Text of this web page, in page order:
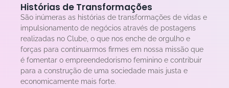
Histórias de Transformações
São inúmeras as histórias de transformações de vidas e
impulsionamento de negócios através de postagens
realizadas no Clube, o que nos enche de orgulho e
forças para continuarmos firmes em nossa missão que
é fomentar o empreendedorismo feminino e contribuir
para a construção de uma sociedade mais justa e
economicamente mais forte.